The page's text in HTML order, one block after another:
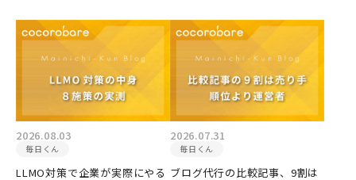
2026.08.03
毎日くん
LLMO対策で企業が実際にやる
2026.07.31
毎日くん
ブログ代行の比較記事、9割は